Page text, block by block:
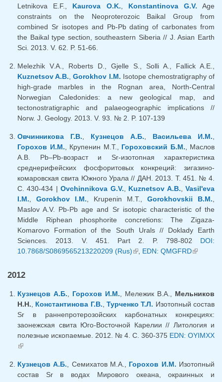
Letnikova E.F., Kaurova O.K. Konstantinova G.V. Age
constraints on the Neoproterozoic Baikal Group from
combined Sr isotopes and Pb-Pb dating of carbonates from
the Baikal type section, southeastern Siberia // J. Asian Earth
Sci. 2013. V. 62. P. 51-66.
Melezhik V.A., Roberts D., Gjelle S., Solli A., Fallick A.E.,
Kuznetsov A.B. ,Gorokhov I.M. Isotope chemostratigraphy of
high-grade marbles in the Rognan area, North-Central
Norwegian Caledonides: a new geological map, and
tectonostratigraphic and palaeogeographic implications //
Norw. J. Geology. 2013. V. 93. № 2. P. 107-139
Овчинникова Г.В. Кузнецов А.Б. Васильева И.М.
Горохов И.М. , Крупенин М.Т., Гороховский Б.М. , Маслов
А.В. Pb–Pb-возраст и Sr-изотопная характеристика
среднерифейских фосфоритовых конкреций: зигазино-
комаровская свита Южного Урала // ДАН. 2013. Т. 451. № 4.
С. 430-434 |Ovchinnikova G.V. Kuznetsov A.B. ,Vasil'eva
I.M.
Gorokhov I.M. , Krupenin M.T., Gorokhovskii B.M.
Maslov A.V. Pb-Pb age and Sr isotopic characteristic of the
Middle Riphean phosphorite concretions: The Zigaza-
Komarovo Formation of the South Urals // Doklady Earth
Sciences. 2013. V. 451. Part 2. P. 798-802 DOI:
10.7868/S0869565213220209 (Rus)(внешняя ссылка)
EDN: QMGFRD
2012
Кузнецов А.Б. Горохов И.М. , Мележик В.А., Мельников
Н.Н.
Константинова Г.В. ,Турченко Т.Л. Изотопный состав
Sr в раннепротерозойских карбонатных конкрециях:
заонежская свита Юго-Восточной Карелии // Литология и
полезные ископаемые. 2012. № 4. С. 360-375 EDN: OYIMXX
(внешняя ссылка)
Кузнецов А.Б. , Семихатов М.А., Горохов И.М. Изотопный
состав Sr в водах Мирового океана, окраинных и